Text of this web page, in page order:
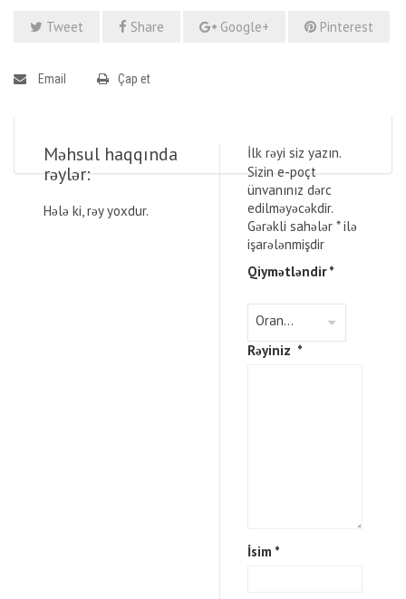
Tweet Share Google+ Pinterest
Email Çap et
Məhsul haqqında
rəylər:
Hələ ki, rəy yoxdur.
İlk rəyi siz yazın.
Sizin e-poçt
ünvanınız dərc
edilməyəcəkdir.
Gərəkli sahələr *ilə
işarələnmişdir
Qiymətləndir*
Rəyiniz *
İsim *